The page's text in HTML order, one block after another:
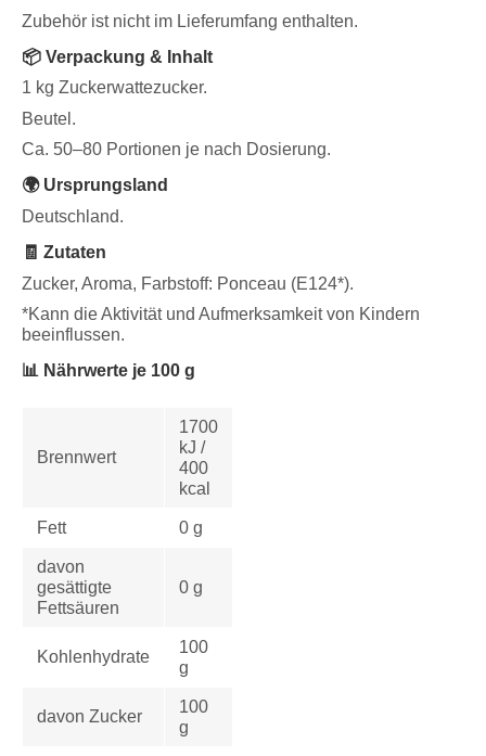
Zubehör ist nicht im Lieferumfang enthalten.
📦 Verpackung & Inhalt
1 kg Zuckerwattezucker.
Beutel.
Ca. 50–80 Portionen je nach Dosierung.
🌍 Ursprungsland
Deutschland.
🧾 Zutaten
Zucker, Aroma, Farbstoff: Ponceau (E124*).
*Kann die Aktivität und Aufmerksamkeit von Kindern
beeinflussen.
📊 Nährwerte je 100 g
Brennwert
1700
kJ /
400
kcal
Fett 0 g
davon
gesättigte
Fettsäuren
0 g
Kohlenhydrate
100
g
davon Zucker
100
g